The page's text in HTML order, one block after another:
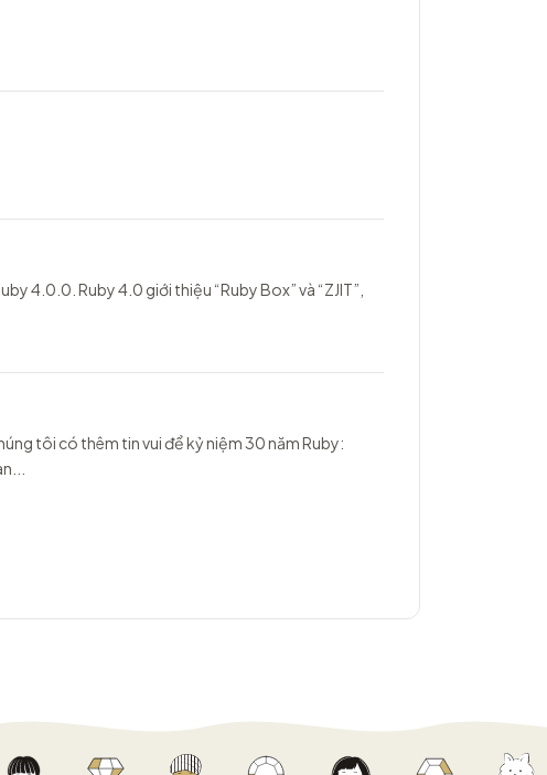
4.0.0. Ruby 4.0 giới thiệu “Ruby Box” và “ZJIT”,
tôi có thêm tin vui để kỷ niệm 30 năm Ruby: